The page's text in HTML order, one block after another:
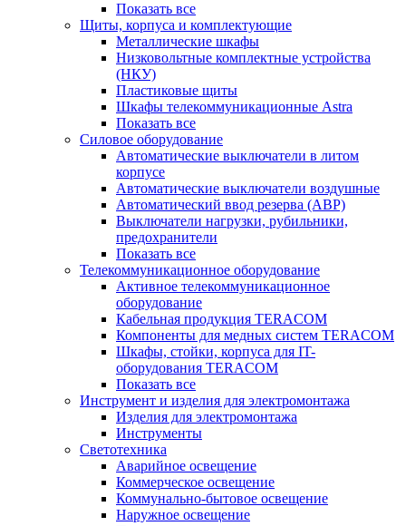
Показать все
Щиты, корпуса и комплектующие
Металлические шкафы
Низковольтные комплектные устройства
(НКУ)
Пластиковые щиты
Шкафы телекоммуникационные Astra
Показать все
Силовое оборудование
Автоматические выключатели в литом
корпусе
Автоматические выключатели воздушные
Автоматический ввод резерва (АВР)
Выключатели нагрузки, рубильники,
предохранители
Показать все
Телекоммуникационное оборудование
Активное телекоммуникационное
оборудование
Кабельная продукция TERACOM
Компоненты для медных систем TERACOM
Шкафы, стойки, корпуса для IT-
оборудования TERACOM
Показать все
Инструмент и изделия для электромонтажа
Изделия для электромонтажа
Инструменты
Светотехника
Аварийное освещение
Коммерческое освещение
Коммунально-бытовое освещение
Наружное освещение